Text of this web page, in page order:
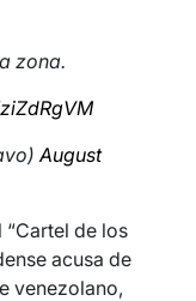
zona.
August
“Cartel de los
acusa de
venezolano,